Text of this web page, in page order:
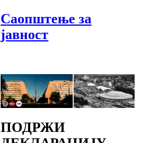
Саопштење за
јавност
ПОДРЖИ